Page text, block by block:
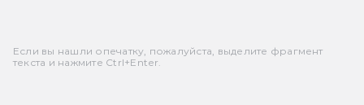
Если вы нашли опечатку, пожалуйста, выделите фрагмент
текста и нажмите Ctrl+Enter.